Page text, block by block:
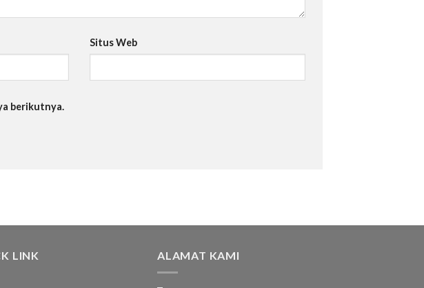
Situs Web
berikutnya.
LINK ALAMAT KAMI